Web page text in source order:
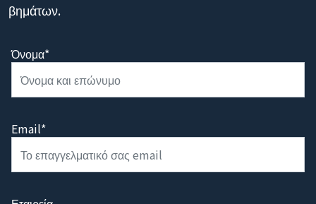
βημάτων.
Όνομα*
Email*